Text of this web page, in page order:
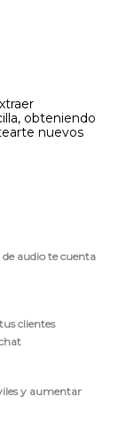
obteniendo
nuevos
audio te cuenta
clientes
y aumentar